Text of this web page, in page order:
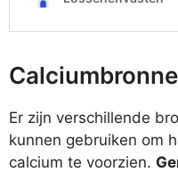
Er zijn verschillende
kunnen gebruiken om
calcium te voorzien.